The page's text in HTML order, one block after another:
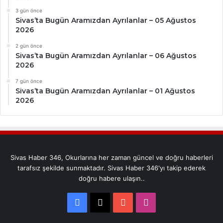
3 gün önce
Sivas’ta Bugün Aramızdan Ayrılanlar – 05 Ağustos
2026
2 gün önce
Sivas’ta Bugün Aramızdan Ayrılanlar – 06 Ağustos
2026
7 gün önce
Sivas’ta Bugün Aramızdan Ayrılanlar – 01 Ağustos
2026
Sivas Haber 346, Okurlarına her zaman güncel ve doğru haberleri
tarafsız şekilde sunmaktadır. Sivas Haber 346'yı takip ederek
doğru habere ulaşın..
Facebook
X YouTube